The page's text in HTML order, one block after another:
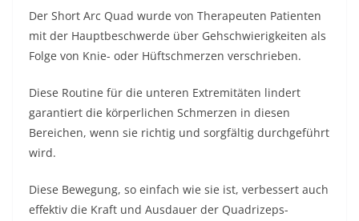
Der Short Arc Quad wurde von Therapeuten Patienten
mit der Hauptbeschwerde über Gehschwierigkeiten als
Folge von Knie- oder Hüftschmerzen verschrieben.
Diese Routine für die unteren Extremitäten lindert
garantiert die körperlichen Schmerzen in diesen
Bereichen, wenn sie richtig und sorgfältig durchgeführt
wird.
Diese Bewegung, so einfach wie sie ist, verbessert auch
effektiv die Kraft und Ausdauer der Quadrizeps-